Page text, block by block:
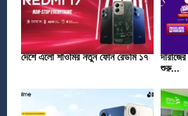
দেশে এলো শাওমির নতুন ফোন রেডমি ১৭
শুরু...